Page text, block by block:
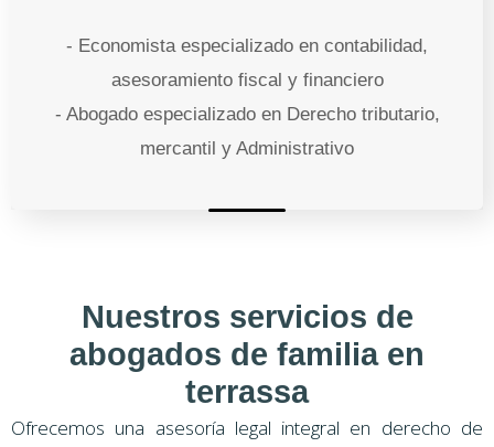
- Economista especializado en contabilidad,
asesoramiento fiscal y financiero
- Abogado especializado en Derecho tributario,
mercantil y Administrativo
Nuestros servicios de
abogados de familia en
terrassa
Ofrecemos una asesoría legal integral en derecho de